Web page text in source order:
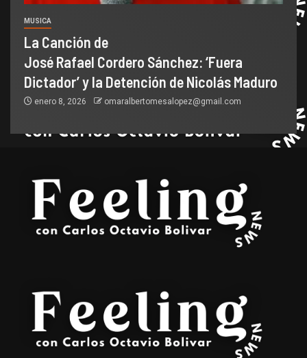
MUSICA
La Canción de
José Rafael Cordero Sánchez: ‘Fuera
Dictador’ y la Detención de Nicolás Maduro
enero 8, 2026 omaralbertomesalopez@gmail.com